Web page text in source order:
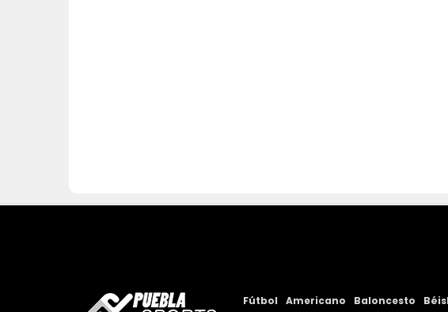
Fútbol Americano Baloncesto